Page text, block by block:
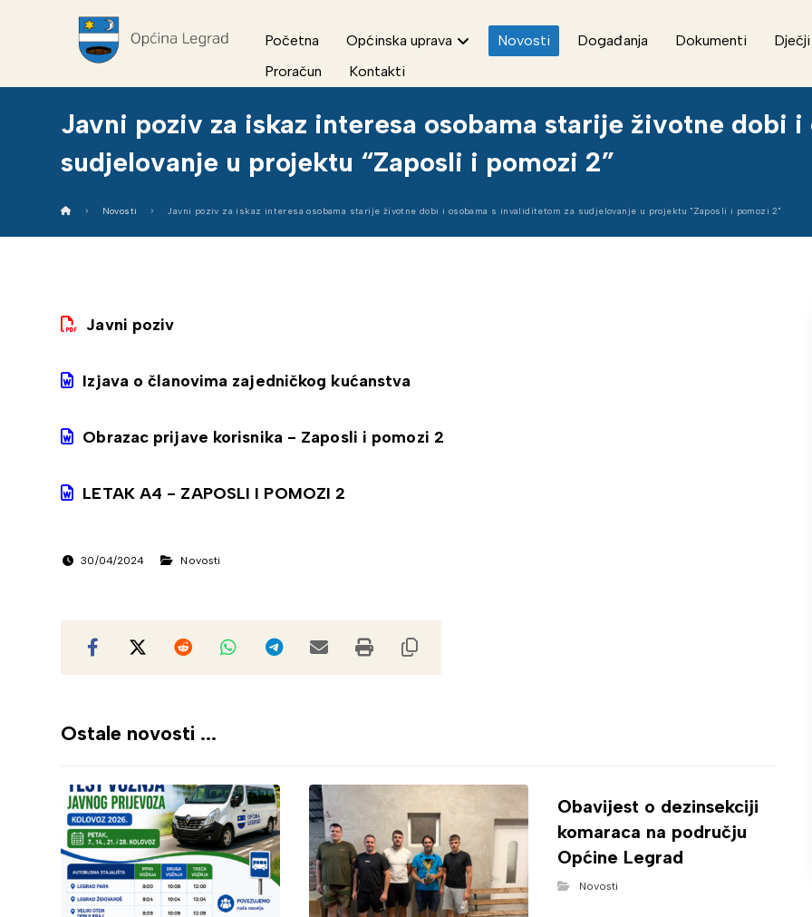
Početna Općinska uprava Novosti Događanja Dokumenti
Proračun
Kontakti
Javni poziv za iskaz interesa osobama starije životne dobi
sudjelovanje u projektu “Zaposli i pomozi 2”
Novosti Javni poziv za iskaz interesa osobama starije životne dobi i osobama s invaliditetom za sudjelovanje u projektu "Zaposli i pomozi 2"
Javni poziv
Izjava o članovima zajedničkog kućanstva
Obrazac prijave korisnika - Zaposli i pomozi 2
LETAK A4 - ZAPOSLI I POMOZI 2
30/04/2024 Novosti
Ostale novosti ...
Obavijest o dezinsekciji
komaraca na području
Općine Legrad
Novosti